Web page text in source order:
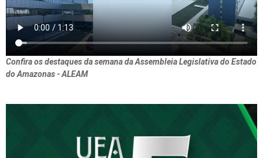
Confira os destaques da semana da Assembleia Legislativa do Estado
do Amazonas - ALEAM